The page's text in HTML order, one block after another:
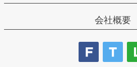
会社概要